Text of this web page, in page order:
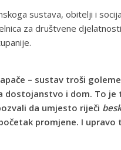
sustava, obitelji i
za društvene
– sustav troši
dostojanstvo i dom. To je
da umjesto riječi
promjene. I upravo